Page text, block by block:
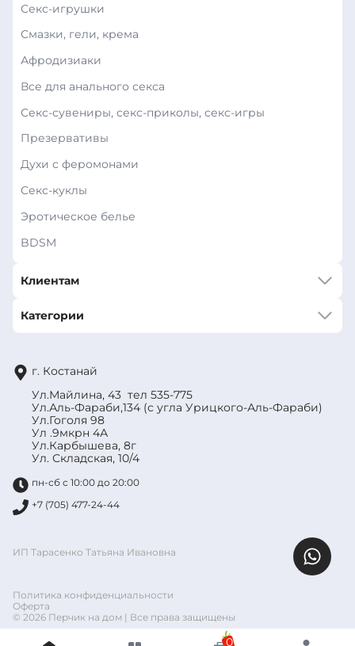
Секс-игрушки
Смазки, гели, крема
Афродизиаки
Все для анального секса
Секс-сувениры, секс-приколы, секс-игры
Презервативы
Духи с феромонами
Секс-куклы
Эротическое белье
BDSM
Клиентам
Категории
г. Костанай
Ул.Майлина, 43 тел 535-775
Ул.Аль-Фараби,134 (с угла Урицкого-Аль-Фараби)
Ул.Гоголя 98
Ул .9мкрн 4А
Ул.Карбышева, 8г
Ул. Складская, 10/4
пн-сб с 10:00 до 20:00
+7 (705) 477-24-44
ИП Тарасенко Татьяна Ивановна
Политика конфиденциальности
Оферта
© 2026 Перчик на дом | Все права защищены
0